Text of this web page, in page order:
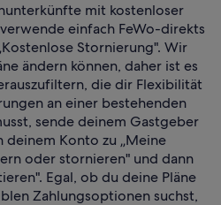
mit kostenloser
einfach FeWo-direkts
Stornierung". Wir
ändern können, daher ist es
die dir Flexibilität
an einer bestehenden
sende deinem Gastgeber
deinem Konto zu „Meine
oder stornieren" und dann
Egal, ob du deine Pläne
Zahlungsoptionen suchst,